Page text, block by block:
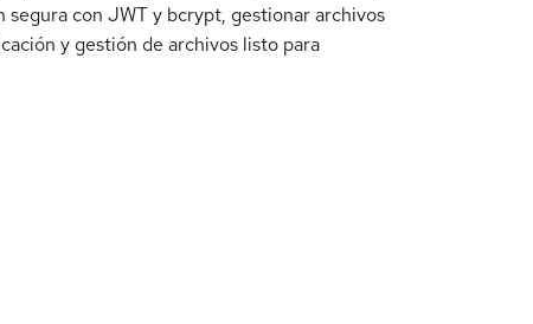
con JWT y bcrypt, gestionar archivos
y gestión de archivos listo para